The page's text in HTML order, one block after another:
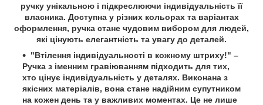
ручку унікальною і підкреслюючи індивідуальність її
власника. Доступна у різних кольорах та варіантах
оформлення, ручка стане чудовим вибором для людей,
які цінують елегантність та увагу до деталей.
"Втілення індивідуальності в кожному штриху!" –
Ручка з іменним гравіюванням підходить для тих,
хто цінує індивідуальність у деталях. Виконана з
якісних матеріалів, вона стане надійним супутником
на кожен день та у важливих моментах. Це не лише